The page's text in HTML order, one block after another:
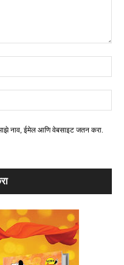
माझे नाव, ईमेल आणि वेबसाइट जतन करा.